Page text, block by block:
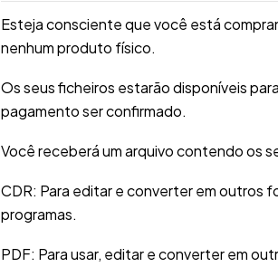
Esteja consciente que você está
nenhum produto físico.
Os seus ficheiros estarão disponíveis
pagamento ser confirmado.
Você receberá um arquivo contendo os
CDR: Para editar e converter em outros
programas.
PDF: Para usar, editar e converter em